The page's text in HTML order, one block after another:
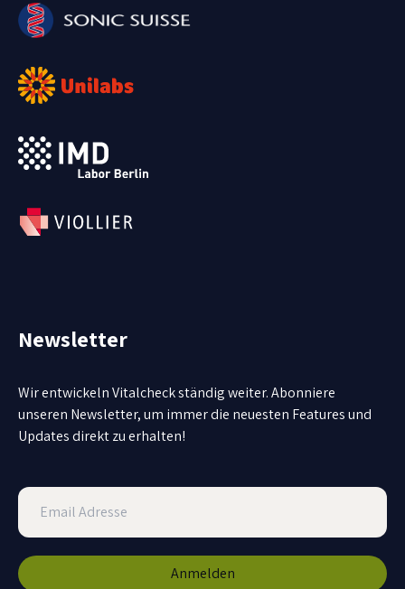
Newsletter
Wir entwickeln Vitalcheck ständig weiter. Abonniere
unseren Newsletter, um immer die neuesten Features und
Updates direkt zu erhalten!
Anmelden